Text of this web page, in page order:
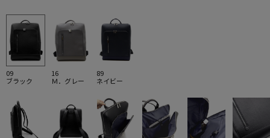
09
ブラック
16
Ｍ．グレー
89
ネイビー